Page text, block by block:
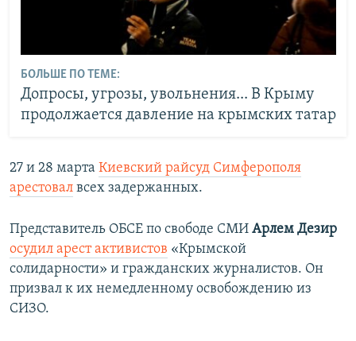
БОЛЬШЕ ПО ТЕМЕ:
Допросы, угрозы, увольнения... В Крыму
продолжается давление на крымских татар
27 и 28 марта Киевский райсуд Симферополя
арестовал всех задержанных.
Представитель ОБСЕ по свободе СМИ Арлем Дезир
осудил арест активистов «Крымской
солидарности» и гражданских журналистов. Он
призвал к их немедленному освобождению из
СИЗО.